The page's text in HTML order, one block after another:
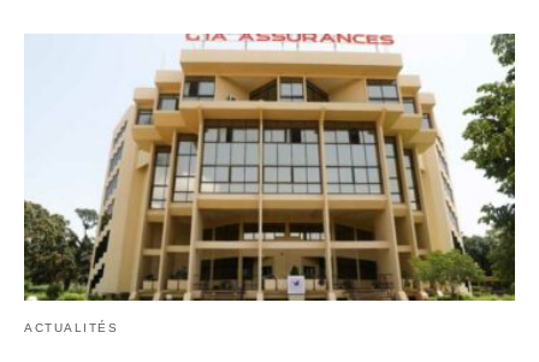
ACTUALITÉS